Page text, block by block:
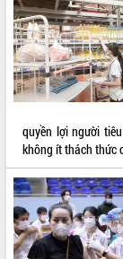
tầm nhìn đến năm 2050
Nâng cao hiệu quả
doanh nghiệp nhà nước
Hội nghị triển khai kết
truyền số liệu chuyên
Lễ phát động chuỗi
tay làm sạch môi
Xã Ea Kar bước chuyển
công tác cải cách
mới
UBND tỉnh họp báo định
năm 2026
quyền lợi người
không ít thách thức